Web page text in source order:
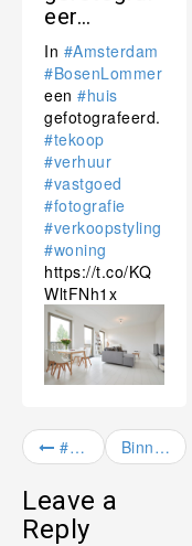
eer…
In #Amsterdam
#BosenLommer
een #huis
gefotografeerd.
#tekoop
#verhuur
#vastgoed
#fotografie
#verkoopstyling
#woning
https://t.co/KQ
WltFNh1x
#Huis gefotografeerd in de #Jordaan voor #verhuur… Binnenkort #tekoop in #Utrecht, Willem van Noordpl…
Leave a
Reply